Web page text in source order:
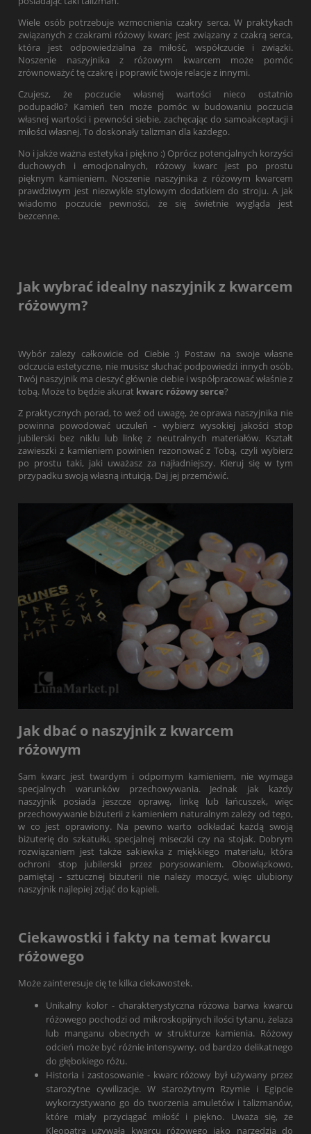
Wiele osób potrzebuje wzmocnienia czakry serca. W praktykach
związanych z czakrami różowy kwarc jest związany z czakrą serca,
która jest odpowiedzialna za miłość, współczucie i związki.
Noszenie naszyjnika z różowym kwarcem może pomóc
zrównoważyć tę czakrę i poprawić twoje relacje z innymi.
Czujesz, że poczucie własnej wartości nieco ostatnio
podupadło? Kamień ten może pomóc w budowaniu poczucia
własnej wartości i pewności siebie, zachęcając do samoakceptacji i
miłości własnej. To doskonały talizman dla każdego.
No i jakże ważna estetyka i piękno :) Oprócz potencjalnych korzyści
duchowych i emocjonalnych, różowy kwarc jest po prostu
pięknym kamieniem. Noszenie naszyjnika z różowym kwarcem
prawdziwym jest niezwykle stylowym dodatkiem do stroju. A jak
wiadomo poczucie pewności, że się świetnie wygląda jest
bezcenne.
Jak wybrać idealny naszyjnik z kwarcem
różowym?
Wybór zależy całkowicie od Ciebie :) Postaw na swoje własne
odczucia estetyczne, nie musisz słuchać podpowiedzi innych osób.
Twój naszyjnik ma cieszyć głównie ciebie i współpracować właśnie z
tobą. Może to będzie akurat kwarc różowy serce?
Z praktycznych porad, to weź od uwagę, że oprawa naszyjnika nie
powinna powodować uczuleń - wybierz wysokiej jakości stop
jubilerski bez niklu lub linkę z neutralnych materiałów. Kształt
zawieszki z kamieniem powinien rezonować z Tobą, czyli wybierz
po prostu taki, jaki uważasz za najładniejszy. Kieruj się w tym
przypadku swoją własną intuicją. Daj jej przemówić.
Jak dbać o naszyjnik z kwarcem
różowym
Sam kwarc jest twardym i odpornym kamieniem, nie wymaga
specjalnych warunków przechowywania. Jednak jak każdy
naszyjnik posiada jeszcze oprawę, linkę lub łańcuszek, więc
przechowywanie biżuterii z kamieniem naturalnym zależy od tego,
w co jest oprawiony. Na pewno warto odkładać każdą swoją
biżuterię do szkatułki, specjalnej miseczki czy na stojak. Dobrym
rozwiązaniem jest także sakiewka z miękkiego materiału, która
ochroni stop jubilerski przez porysowaniem. Obowiązkowo,
pamiętaj - sztucznej biżuterii nie należy moczyć, więc ulubiony
naszyjnik najlepiej zdjąć do kąpieli.
Ciekawostki i fakty na temat kwarcu
różowego
Może zainteresuje cię te kilka ciekawostek.
Unikalny kolor - charakterystyczna różowa barwa kwarcu
różowego pochodzi od mikroskopijnych ilości tytanu, żelaza
lub manganu obecnych w strukturze kamienia. Różowy
odcień może być różnie intensywny, od bardzo delikatnego
do głębokiego różu.
Historia i zastosowanie - kwarc różowy był używany przez
starożytne cywilizacje. W starożytnym Rzymie i Egipcie
wykorzystywano go do tworzenia amuletów i talizmanów,
które miały przyciągać miłość i piękno. Uważa się, że
Kleopatra używała kwarcu różowego jako narzędzia do